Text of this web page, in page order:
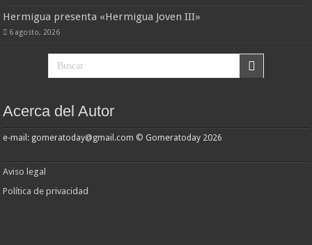
Hermigua presenta «Hermigua Joven III»
6 agosto, 2026
Acerca del Autor
e-mail: gomeratoday@gmail.com © Gomeratoday 2026
Aviso legal
Política de privacidad